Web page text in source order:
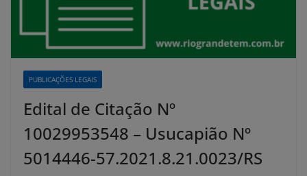
PUBLICAÇÕES LEGAIS
Edital de Citação Nº
10029953548 – Usucapião Nº
5014446-57.2021.8.21.0023/RS